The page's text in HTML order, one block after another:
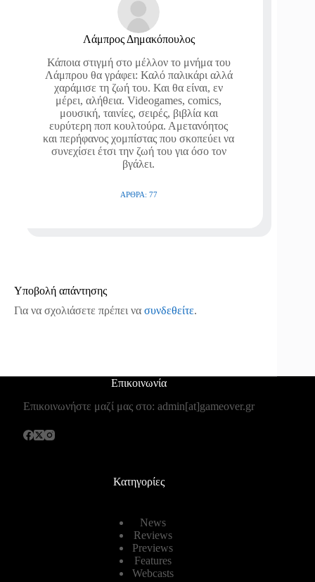
Λάμπρος Δημακόπουλος
Κάποια στιγμή στο μέλλον το μνήμα του
Λάμπρου θα γράφει: Καλό παλικάρι αλλά
χαράμισε τη ζωή του. Και θα είναι, εν
μέρει, αλήθεια. Videogames, comics,
μουσική, ταινίες, σειρές, βιβλία και
ευρύτερη ποπ κουλτούρα. Αμετανόητος
και περήφανος χομπίστας που σκοπεύει να
συνεχίσει έτσι την ζωή του για όσο τον
βγάλει.
ΆΡΘΡΑ: 77
Υποβολή απάντησης
Για να σχολιάσετε πρέπει να συνδεθείτε.
Επικοινωνία
Επικοινωνήστε μαζί μας στο: admin[at]gameover.gr
Κατηγορίες
News
Reviews
Previews
Features
Webcasts